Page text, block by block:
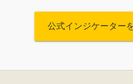
公式インジケーター